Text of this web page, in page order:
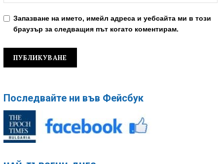
Запазване на името, имейл адреса и уебсайта ми в този
браузър за следващия път когато коментирам.
Последвайте ни във Фейсбук